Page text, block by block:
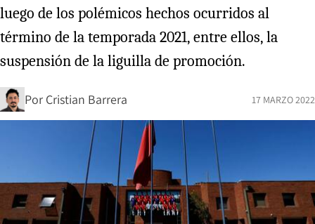
luego de los polémicos hechos ocurridos al
término de la temporada 2021, entre ellos, la
suspensión de la liguilla de promoción.
Por Cristian Barrera 17 MARZO 2022